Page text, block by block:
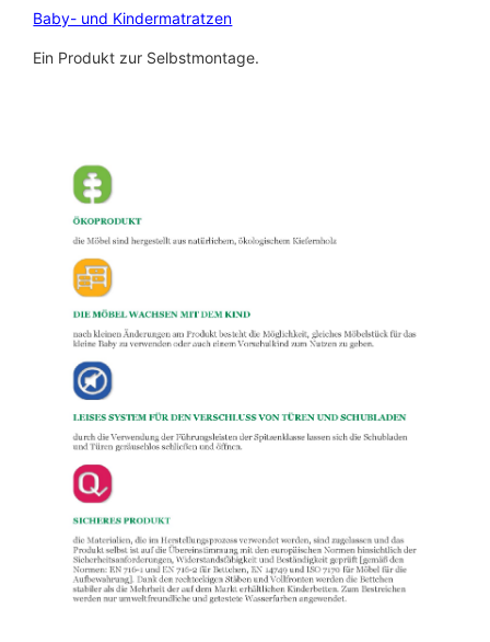
Baby- und Kindermatratzen
Ein Produkt zur Selbstmontage.